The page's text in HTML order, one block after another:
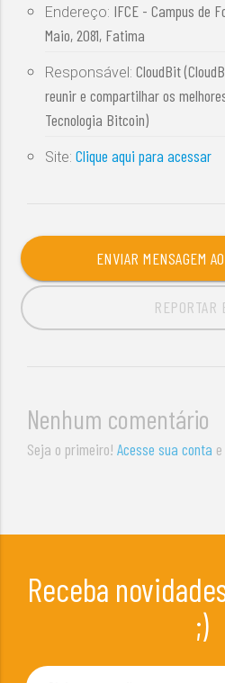
Endereço: IFCE - Campus de
Maio, 2081, Fatima
Responsável:CloudBit
reunir e compartilhar os
Tecnologia Bitcoin)
Site:Clique aqui para acessar
ENVIAR MENSAGEM
REPORTAR
Nenhum comentário
Seja o primeiro!Acesse sua conta
Receba
;)